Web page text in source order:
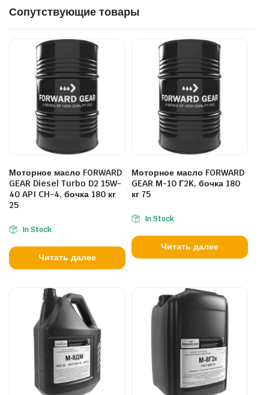
Сопутствующие товары
Моторное масло FORWARD
GEAR Diesel Turbo D2 15W-
40 API CH-4, бочка 180 кг
25
In Stock
Читать далее
Моторное масло FORWARD
GEAR М-10 Г2К, бочка 180
кг 75
In Stock
Читать далее